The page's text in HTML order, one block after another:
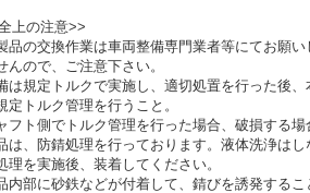
上の注意>>
品の交換作業は車両整備専門業者等にてお願
んので、ご注意下さい。
は規定トルクで実施し、適切処置を行った後
定トルク管理を行うこと。
フト側でトルク管理を行った場合、破損する場
は、防錆処理を行っております。液体洗浄はし
理を実施後、装着してください。
内部に砂鉄などが付着して、錆びを誘発する